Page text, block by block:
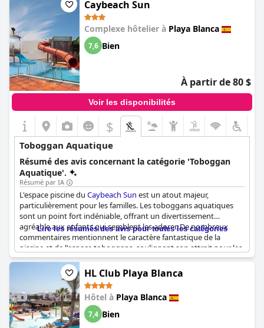
toujours. Certains clients ont signalé que la grande piscine était
trop froide pendant les mois d'hiver, mais il y avait toujours des
chaises longues disponibles. Bien que certains toboggans aient
été signalés comme étant cassés, dans l'ensemble, l'espace
piscine était très agréable et parfait pour les familles.
Caybeach Sun
Complexe hôtelier à Playa Blanca
7,6 Bien
À partir de 80 $
Voir les disponibilités
$
Toboggan Aquatique
Résumé des avis concernant la catégorie 'Toboggan
Aquatique'.
Résumé par IA
L'espace piscine du Caybeach Sun est un atout majeur,
particulièrement pour les familles. Les toboggans aquatiques
sont un point fort indéniable, offrant un divertissement
agréable aux enfants qui semblent les adorer. De nombreux
commentaires mentionnent le caractère fantastique de la
piscine et de l'espace toboggans, soulignant son attrait pour les
jeunes clients. Cependant, il y a des remarques occasionnelles
concernant les toboggans qui ne sont pas en service, ce qui
peut être un inconvénient. Malgré cela, le sentiment général est
que les toboggans aquatiques et les piscines améliorent
considérablement l'expérience pour les enfants, ce qui en fait
une option attrayante pour les familles à la recherche d'un
séjour à l'hôtel amusant.
Lire les résumés des avis pour toutes les catégories
HL Club Playa Blanca
Hôtel à Playa Blanca
7,4 Bien